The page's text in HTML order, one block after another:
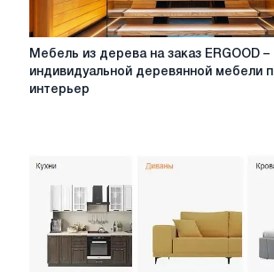
Мебель
индивидуальной
деревянной
мебели
ваш
Мебель из дерева на заказ ERGOOD –
индивидуальной деревянной мебели
интерьер